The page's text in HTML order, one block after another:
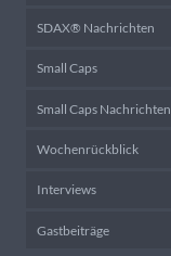
SDAX® Nachrichten
Small Caps
Small Caps Nachrichten
Wochenrückblick
Interviews
Gastbeiträge